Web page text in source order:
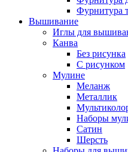
Фурнитура
Вышивание
Иглы для
Канва
Без рисунка
С рисунком
Мулине
Меланж
Металлик
Наборы
Сатин
Шерсть